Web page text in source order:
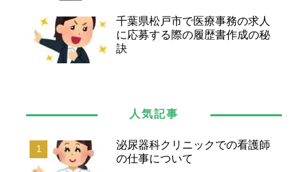
千葉県松戸市で医療事務の求人
に応募する際の履歴書作成の秘
訣
人気記事
泌尿器科クリニックでの看護師
の仕事について